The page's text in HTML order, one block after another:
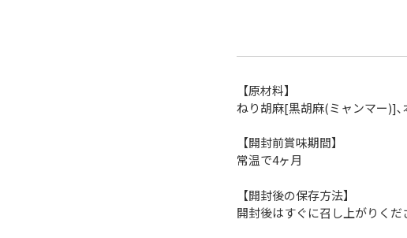
【原材料】
ねり胡麻[黒胡麻(ミャンマー)]､
【開封前賞味期間】
常温で4ヶ月
【開封後の保存方法】
開封後はすぐに召し上がりくだ